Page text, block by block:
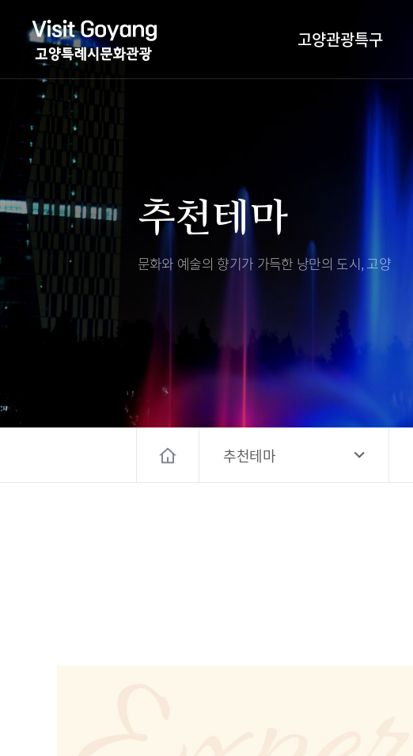
고양관광특구
야경 나들이
자전거 나들이
도보관광 나들이
DMZ평화의길
편의시설
오시는길
고양시관광협의회
고양컨벤션뷰로
경기관광
대한민국 구석구석
추천테마
문화와 예술의 향기가 가득한 낭만의 도시, 고양
추천테마